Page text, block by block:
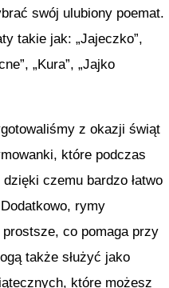
swój ulubiony poemat.
takie jak: „Jajeczko”,
„Kura”, „Jajko
z okazji świąt
które podczas
czemu bardzo łatwo
rymy
co pomaga przy
także służyć jako
które możesz